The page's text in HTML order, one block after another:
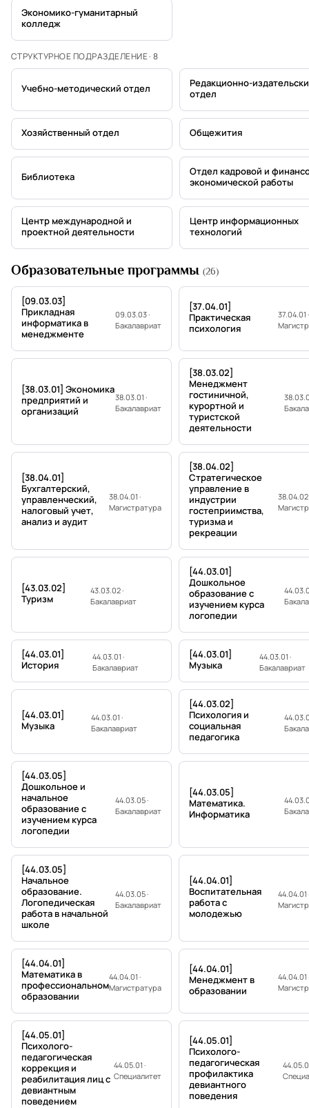
Экономико-гуманитарный
колледж
СТРУКТУРНОЕ ПОДРАЗДЕЛЕНИЕ · 8
Учебно-методический отдел
Редакционно-
отдел
Хозяйственный отдел Общежития
Библиотека
Отдел кадровой и
экономической работы
Центр международной и
проектной деятельности
Центр информационных
технологий
Образовательные программы (26)
[09.03.03]
Прикладная
информатика в
менеджменте
09.03.03 ·
Бакалавриат
[37.04.01]
Практическая
психология
37.04.01 ·
[38.03.01] Экономика
предприятий и
организаций
38.03.01 ·
Бакалавриат
[38.03.02]
Менеджмент
гостиничной,
курортной и
туристской
деятельности
[38.04.01]
Бухгалтерский,
управленческий,
налоговый учет,
анализ и аудит
38.04.01 ·
Магистратура
[38.04.02]
Стратегическое
управление в
индустрии
гостеприимства,
туризма и
рекреации
38.04.02
[43.03.02]
Туризм
43.03.02 ·
Бакалавриат
[44.03.01]
Дошкольное
образование с
изучением курса
логопедии
[44.03.01]
История
44.03.01 ·
Бакалавриат
[44.03.01]
Музыка
44.03.01 ·
Бакалавриат
[44.03.01]
Музыка
44.03.01 ·
Бакалавриат
[44.03.02]
Психология и
социальная
педагогика
[44.03.05]
Дошкольное и
начальное
образование с
изучением курса
логопедии
44.03.05 ·
Бакалавриат
[44.03.05]
Математика.
Информатика
[44.03.05]
Начальное
образование.
Логопедическая
работа в начальной
школе
44.03.05 ·
Бакалавриат
[44.04.01]
Воспитательная
работа с
молодежью
44.04.01 ·
[44.04.01]
Математика в
профессиональном
образовании
44.04.01 ·
Магистратура
[44.04.01]
Менеджмент в
образовании
44.04.01 ·
[44.05.01]
Психолого-
педагогическая
коррекция и
реабилитация лиц с
девиантным
поведением
44.05.01 ·
Специалитет
[44.05.01]
Психолого-
педагогическая
профилактика
девиантного
поведения